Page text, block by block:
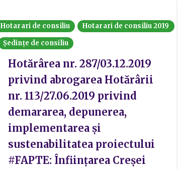
Hotarari de consiliu
Hotarari de consiliu 2019
Ședințe de consiliu
Hotărârea nr. 287/03.12.2019
privind abrogarea Hotărârii
nr. 113/27.06.2019 privind
demararea, depunerea,
implementarea și
sustenabilitatea proiectului
#FAPTE: Înființarea Creșei